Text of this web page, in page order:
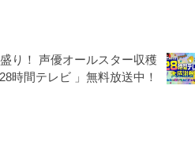
り！ 声優オールスター収穫
時間テレビ 」無料放送中！